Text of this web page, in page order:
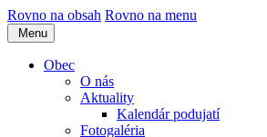
Rovno na obsah Rovno na menu
Menu
Obec
O nás
Aktuality
Kalendár podujatí
Fotogaléria